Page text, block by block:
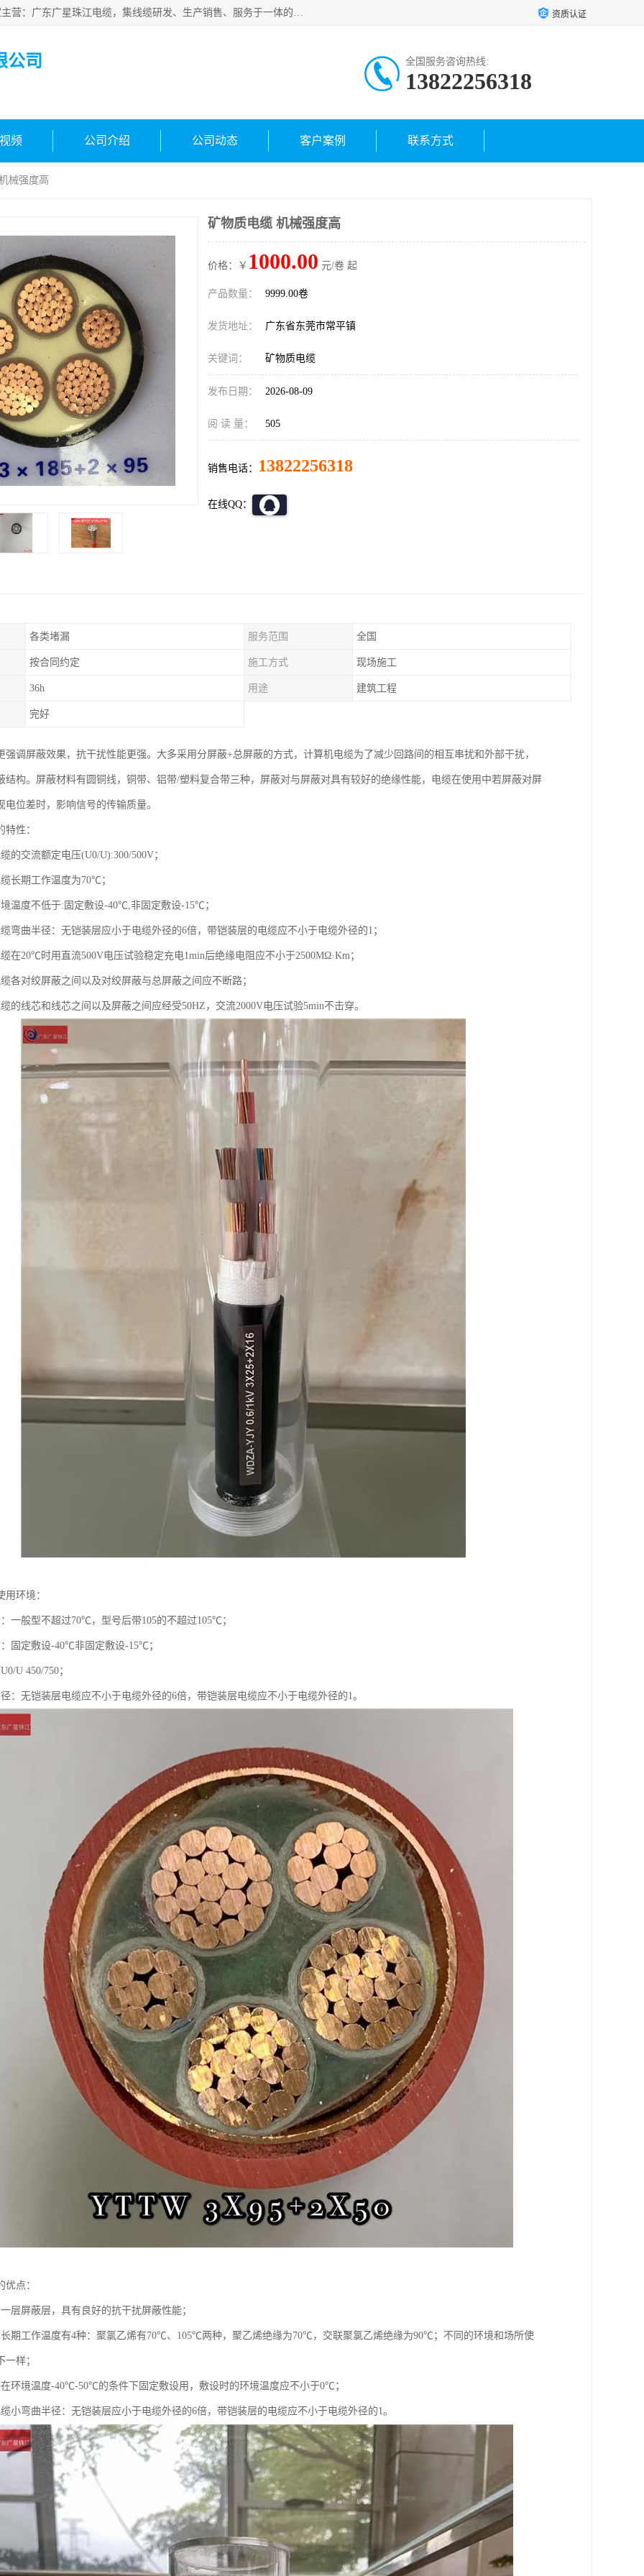
广东广星珠江电缆实业有限公司是一家广东广星珠江电缆厂家主营：广东广星珠江电缆，集线缆研发、生产销售、服务于一体的生产企业。公司自创立以来，确立了“广星珠江电缆，您的一站式采购”的战略发展口号，明确了将广星珠江打造成“线缆产品种类覆盖较广较全、质量较优、服务较好的大型综合性*化生产企业”的发展目标。 资质认证
公司 全国服务咨询热线:
13822256318
频 公司介绍 公司动态 客户案例 联系方式
械强度高
矿物质电缆 机械强度高
价格：￥ 1000.00 元/卷 起
产品数量： 9999.00卷
发货地址： 广东省东莞市常平镇
关键词： 矿物质电缆
发布日期： 2026-08-09
阅 读 量： 505
销售电话： 13822256318
在线QQ：
各类堵漏 服务范围 全国
按合同约定 施工方式 现场施工
36h 用途 建筑工程
完好
强调屏蔽效果，抗干扰性能更强。大多采用分屏蔽+总屏蔽的方式，计算机电缆为了减少回路间的相互串扰和外部干扰，
结构。屏蔽材料有圆铜线，铜带、铝带/塑料复合带三种，屏蔽对与屏蔽对具有较好的绝缘性能，电缆在使用中若屏蔽对屏
电位差时，影响信号的传输质量。
特性：
的交流额定电压(U0/U):300/500V；
长期工作温度为70℃；
温度不低于:固定敷设-40℃,非固定敷设-15℃；
弯曲半径：无铠装层应小于电缆外径的6倍，带铠装层的电缆应不小于电缆外径的1；
在20℃时用直流500V电压试验稳定充电1min后绝缘电阻应不小于2500MΩ·Km；
各对绞屏蔽之间以及对绞屏蔽与总屏蔽之间应不断路；
的线芯和线芯之间以及屏蔽之间应经受50HZ，交流2000V电压试验5min不击穿。
用环境：
一般型不超过70℃，型号后带105的不超过105℃；
固定敷设-40℃非固定敷设-15℃；
U 450/750；
：无铠装层电缆应不小于电缆外径的6倍，带铠装层电缆应不小于电缆外径的1。
优点：
层屏蔽层，具有良好的抗干扰屏蔽性能；
期工作温度有4种：聚氯乙烯有70℃、105℃两种，聚乙烯绝缘为70℃，交联聚氯乙烯绝缘为90℃；不同的环境和场所使
一样；
环境温度-40℃-50℃的条件下固定敷设用，敷设时的环境温度应不小于0℃；
小弯曲半径：无铠装层应小于电缆外径的6倍，带铠装层的电缆应不小于电缆外径的1。